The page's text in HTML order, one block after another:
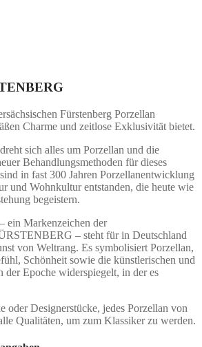
Fürstenberg Porzellan
Charme und zeitlose Exklusivität bietet.
sich alles um Porzellan und die
Behandlungsmethoden für dieses
in fast 300 Jahren Porzellanentwicklung
und Wohnkultur entstanden, die heute wie
begeistern.
ein Markenzeichen der
– steht für in Deutschland
von Weltrang. Es symbolisiert Porzellan,
Schönheit sowie die künstlerischen und
der Epoche widerspiegelt, in der es
oder Designerstücke, jedes Porzellan von
Qualitäten, um zum Klassiker zu werden.